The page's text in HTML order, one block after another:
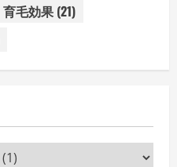
育毛効果 (21)